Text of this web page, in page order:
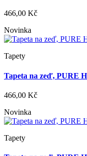
466,00 Kč
Novinka
Tapety
Tapeta na zeď, PURE
466,00 Kč
Novinka
Tapety